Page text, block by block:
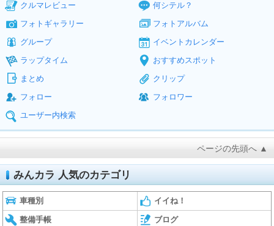
クルマレビュー
何シテル？
フォトギャラリー
フォトアルバム
グループ
イベントカレンダー
ラップタイム
おすすめスポット
まとめ
クリップ
フォロー
フォロワー
ユーザー内検索
ページの先頭へ ▲
みんカラ 人気のカテゴリ
車種別 イイね！
整備手帳 ブログ